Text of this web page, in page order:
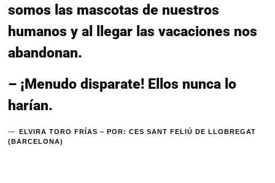
somos las mascotas de nuestros
humanos y al llegar las vacaciones nos
abandonan.
– ¡Menudo disparate! Ellos nunca lo
harían.
ELVIRA TORO FRÍAS – POR: CES SANT FELIÚ DE LLOBREGAT
(BARCELONA)